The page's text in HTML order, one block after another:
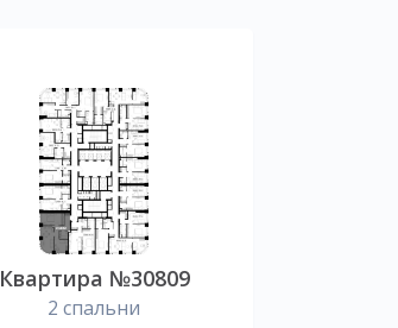
Квартира №30809
2 спальни